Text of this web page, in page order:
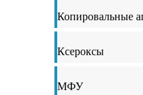
Копировальные
Ксероксы
МФУ